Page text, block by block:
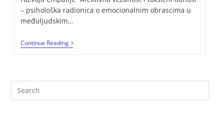
– psihološka radionica o emocionalnim obrascima u
međuljudskim…
Continue Reading